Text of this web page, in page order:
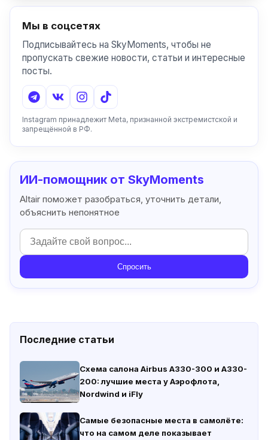
Мы в соцсетях
Подписывайтесь на SkyMoments, чтобы не
пропускать свежие новости, статьи и интересные
посты.
Instagram принадлежит Meta, признанной экстремистской и
запрещённой в РФ.
ИИ-помощник от SkyMoments
Altair поможет разобраться, уточнить детали,
объяснить непонятное
Спросить
Последние статьи
Схема салона Airbus A330-300 и A330-
200: лучшие места у Аэрофлота,
Nordwind и iFly
Самые безопасные места в самолёте:
что на самом деле показывает